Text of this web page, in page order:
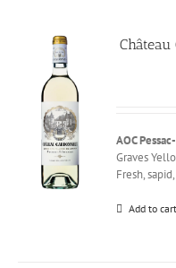
AOC
Graves
Fresh,
Add to cart